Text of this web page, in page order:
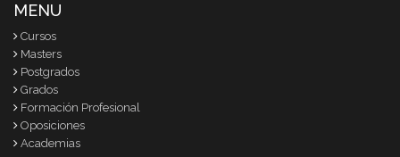
MENU
Cursos
Masters
Postgrados
Grados
Formación Profesional
Oposiciones
Academias